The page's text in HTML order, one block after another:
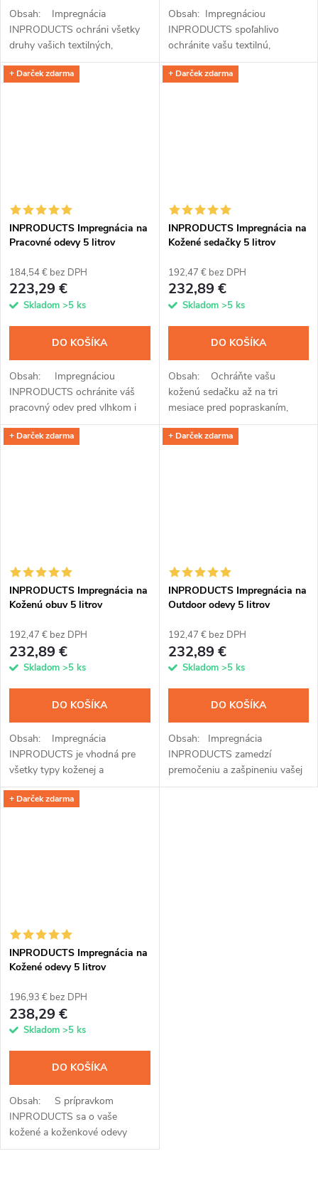
Obsah: Impregnácia
INPRODUCTS ochráni všetky
druhy vašich textilných,
bavlnených aj plyšových
sedačiek pred zašpinením
Obsah: Impregnáciou
INPRODUCTS spoľahlivo
ochránite vašu textilnú,
semišovú a membránovú obuv
pred prevlhnutím a znečistením.
+ Darček zdarma
INPRODUCTS Impregnácia na
Pracovné odevy 5 litrov
184,54 € bez DPH
223,29 €
Skladom >5 ks
DO KOŠÍKA
Obsah: Impregnáciou
INPRODUCTS ochránite váš
pracovný odev pred vlhkom i
olejom, benzínom, soľou a
ďalšími chemickými látkami až
+ Darček zdarma
INPRODUCTS Impregnácia na
Kožené sedačky 5 litrov
192,47 € bez DPH
232,89 €
Skladom >5 ks
DO KOŠÍKA
Obsah: Ochráňte vašu
koženú sedačku až na tri
mesiace pred popraskaním,
vlhkom a nečistotami
impregnáciou INPRODUCTS.
+ Darček zdarma
INPRODUCTS Impregnácia na
Koženú obuv 5 litrov
192,47 € bez DPH
232,89 €
Skladom >5 ks
DO KOŠÍKA
Obsah: Impregnácia
INPRODUCTS je vhodná pre
všetky typy koženej a
koženkovej obuvi a plní funkciu
rovno troch unikátnych
+ Darček zdarma
INPRODUCTS Impregnácia na
Outdoor odevy 5 litrov
192,47 € bez DPH
232,89 €
Skladom >5 ks
DO KOŠÍKA
Obsah: Impregnácia
INPRODUCTS zamedzí
premočeniu a zašpineniu vašej
membránovej, softshellovej aj
+ Darček zdarma
INPRODUCTS Impregnácia na
Kožené odevy 5 litrov
196,93 € bez DPH
238,29 €
Skladom >5 ks
DO KOŠÍKA
Obsah: S prípravkom
INPRODUCTS sa o vaše
kožené a koženkové odevy
perfektne postaráte. Vďaka